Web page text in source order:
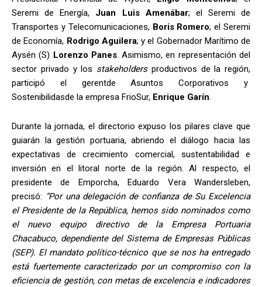
Seremi de Energía, Juan Luis Amenábar; el Seremi de
Transportes y Telecomunicaciones, Boris Romero; el Seremi
de Economía, Rodrigo Aguilera; y el Gobernador Marítimo de
Aysén (S) Lorenzo Panes. Asimismo, en representación del
sector privado y los stakeholdersproductivos de la región,
participó el gerentde Asuntos Corporativos y
Sostenibilidasde la empresa FrioSur, Enrique Garín.
Durante la jornada, el directorio expuso los pilares clave que
guiarán la gestión portuaria, abriendo el diálogo hacia las
expectativas de crecimiento comercial, sustentabilidad e
inversión en el litoral norte de la región. Al respecto, el
presidente de Emporcha, Eduardo Vera Wandersleben,
precisó: “Por una delegación de confianza de Su Excelencia
el Presidente de la República, hemos sido nominados como
el nuevo equipo directivo de la Empresa Portuaria
Chacabuco, dependiente del Sistema de Empresas Públicas
(SEP). El mandato político-técnico que se nos ha entregado
está fuertemente caracterizado por un compromiso con la
eficiencia de gestión, con metas de excelencia e indicadores